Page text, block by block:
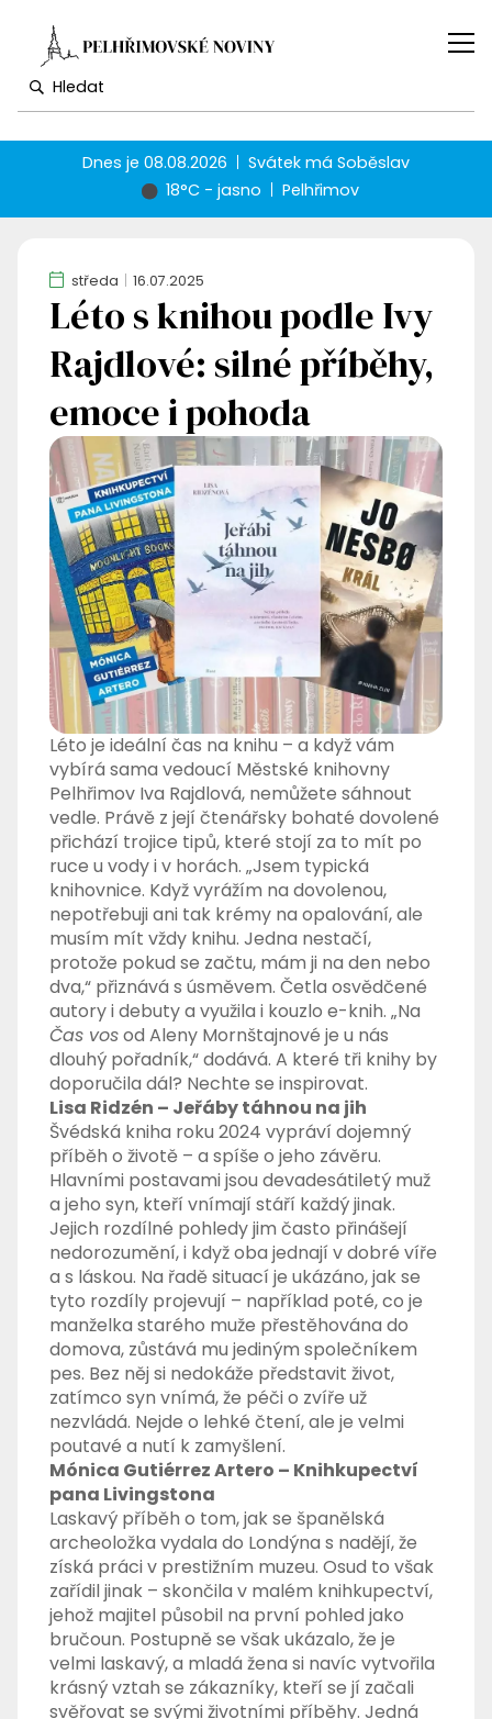
Dnes je08.08.2026 Svátek má Soběslav
18°C - jasno
Pelhřimov
středa 16.07.2025
Léto s knihou podle Ivy
Rajdlové: silné příběhy,
emoce i pohoda
Léto je ideální čas na knihu – a když vám
vybírá sama vedoucí Městské knihovny
Pelhřimov Iva Rajdlová, nemůžete sáhnout
vedle. Právě z její čtenářsky bohaté dovolené
přichází trojice tipů, které stojí za to mít po
ruce u vody i v horách. „Jsem typická
knihovnice. Když vyrážím na dovolenou,
nepotřebuji ani tak krémy na opalování, ale
musím mít vždy knihu. Jedna nestačí,
protože pokud se začtu, mám ji na den nebo
dva,“ přiznává s úsměvem. Četla osvědčené
autory i debuty a využila i kouzlo e-knih. „Na
Čas vosod Aleny Mornštajnové je u nás
dlouhý pořadník,“ dodává. A které tři knihy by
doporučila dál? Nechte se inspirovat.
Lisa Ridzén – Jeřáby táhnou na jih
Švédská kniha roku 2024 vypráví dojemný
příběh o životě – a spíše o jeho závěru.
Hlavními postavami jsou devadesátiletý muž
a jeho syn, kteří vnímají stáří každý jinak.
Jejich rozdílné pohledy jim často přinášejí
nedorozumění, i když oba jednají v dobré víře
a s láskou. Na řadě situací je ukázáno, jak se
tyto rozdíly projevují – například poté, co je
manželka starého muže přestěhována do
domova, zůstává mu jediným společníkem
pes. Bez něj si nedokáže představit život,
zatímco syn vnímá, že péči o zvíře už
nezvládá. Nejde o lehké čtení, ale je velmi
poutavé a nutí k zamyšlení.
Mónica Gutiérrez Artero – Knihkupectví
pana Livingstona
Laskavý příběh o tom, jak se španělská
archeoložka vydala do Londýna s nadějí, že
získá práci v prestižním muzeu. Osud to však
zařídil jinak – skončila v malém knihkupectví,
jehož majitel působil na první pohled jako
bručoun. Postupně se však ukázalo, že je
velmi laskavý, a mladá žena si navíc vytvořila
krásný vztah se zákazníky, kteří se jí začali
svěřovat se svými životními příběhy. Jedná